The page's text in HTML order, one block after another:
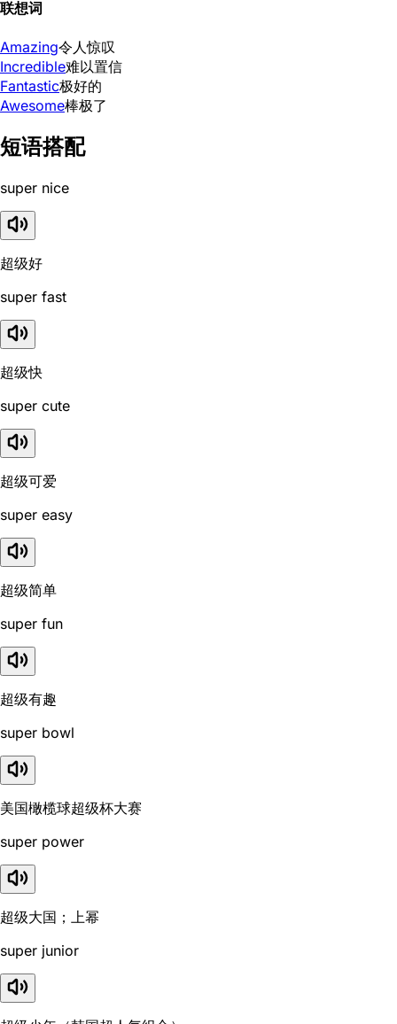
联想词
Amazing令人惊叹
Incredible难以置信
Fantastic极好的
Awesome棒极了
短语搭配
super nice
超级好
super fast
超级快
super cute
超级可爱
super easy
超级简单
super fun
超级有趣
super bowl
美国橄榄球超级杯大赛
super power
超级大国；上幂
super junior